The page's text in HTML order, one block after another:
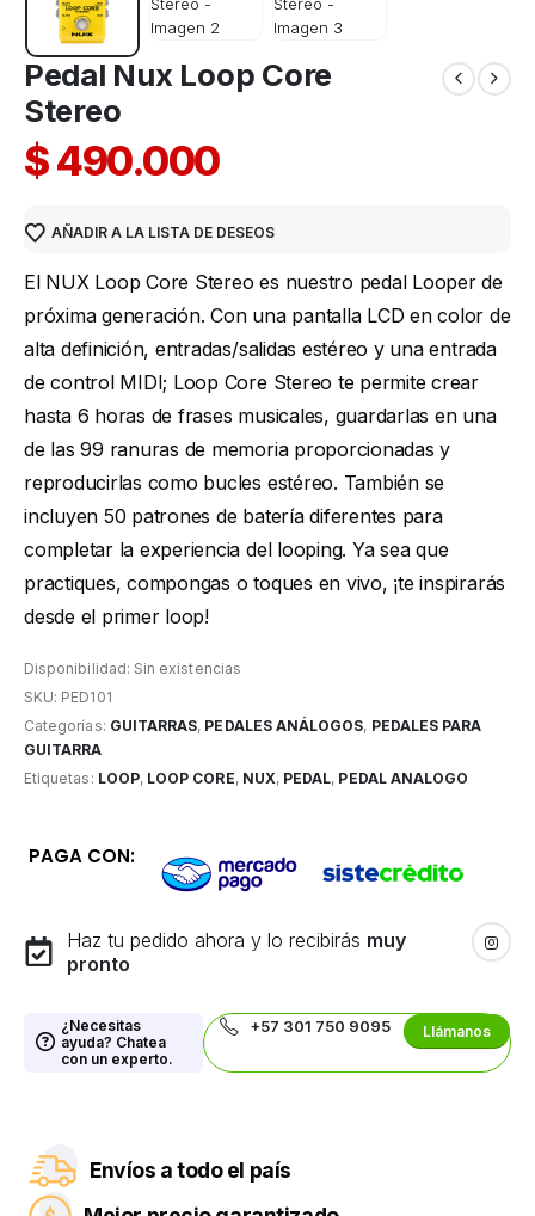
Pedal Nux Loop Core
Stereo
$490.000
AÑADIR A LA LISTA DE DESEOS
El NUX Loop Core Stereo es nuestro pedal Looper de
próxima generación. Con una pantalla LCD en color de
alta definición, entradas/salidas estéreo y una entrada
de control MIDI; Loop Core Stereo te permite crear
hasta 6 horas de frases musicales, guardarlas en una
de las 99 ranuras de memoria proporcionadas y
reproducirlas como bucles estéreo. También se
incluyen 50 patrones de batería diferentes para
completar la experiencia del looping. Ya sea que
practiques, compongas o toques en vivo, ¡te inspirarás
desde el primer loop!
Disponibilidad: Sin existencias
SKU: PED101
Categorías: GUITARRAS, PEDALES ANÁLOGOS, PEDALES PARA
GUITARRA
Etiquetas: LOOP, LOOP CORE, NUX, PEDAL, PEDAL ANALOGO
PAGA CON:
Haz tu pedido ahora y lo recibirás muy
pronto
¿Necesitas
ayuda? Chatea
con un experto.
+57 301 750 9095 Llámanos
Envíos a todo el país